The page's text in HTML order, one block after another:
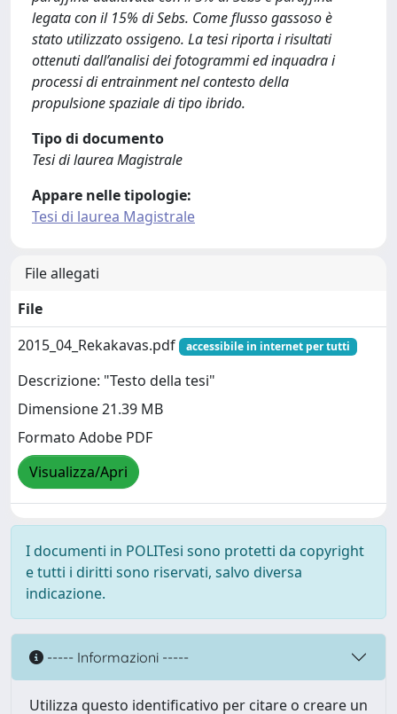
legata con il 15% di Sebs. Come flusso gassoso è
stato utilizzato ossigeno. La tesi riporta i risultati
ottenuti dall’analisi dei fotogrammi ed inquadra i
processi di entrainment nel contesto della
propulsione spaziale di tipo ibrido.
Tipo di documento
Tesi di laurea Magistrale
Appare nelle tipologie:
Tesi di laurea Magistrale
File allegati
File
2015_04_Rekakavas.pdf
accessibile in internet per tutti
Descrizione: "Testo della tesi"
Dimensione 21.39 MB
Formato Adobe PDF
Visualizza/Apri
I documenti in POLITesi sono protetti da copyright
e tutti i diritti sono riservati, salvo diversa
indicazione.
----- Informazioni -----
Utilizza questo identificativo per citare o creare un